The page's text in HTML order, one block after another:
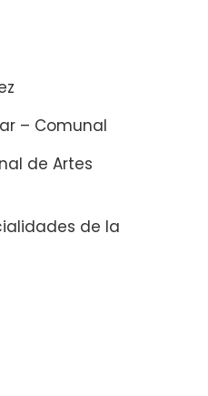
– Comunal
de Artes
de la